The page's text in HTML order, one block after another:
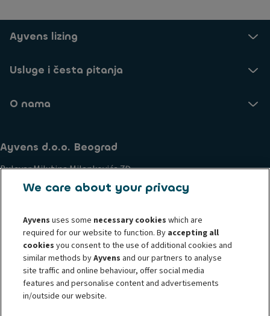
Ayvens lizing
Usluge i česta pitanja
O nama
Ayvens d.o.o. Beograd
Bulevar Milutina Milankovića 7Đ
Novi Beograd
Poslovanje i etički principi
Politika kolačića
Pravne informacije
Izjava o privatnosti
Zahtevi i prava ZZPL
Podnesite žalbu
Uzbunjivanje
Societe Generale
We care about your privacy
Ayvens uses some necessary cookies which are
required for our website to function. By accepting all
cookiesyou consent to the use of additional cookies and
similar methods byAyvens and our partners to analyse
site traffic and online behaviour, offer social media
features and personalise content and advertisements
in/outside our website.